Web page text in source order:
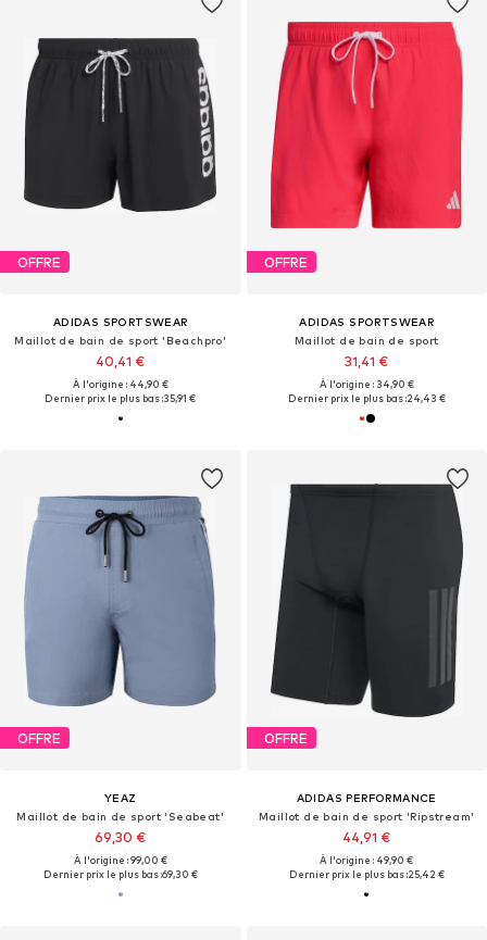
OFFRE
ADIDAS SPORTSWEAR
Maillot de bain de sport 'Beachpro'
40,41 €
À l'origine : 44,90 €
Dernier prix le plus bas :35,91 €
OFFRE
ADIDAS SPORTSWEAR
Maillot de bain de sport
31,41 €
À l'origine : 34,90 €
Dernier prix le plus bas :24,43 €
OFFRE
YEAZ
Maillot de bain de sport 'Seabeat'
69,30 €
À l'origine : 99,00 €
Dernier prix le plus bas :69,30 €
OFFRE
ADIDAS PERFORMANCE
Maillot de bain de sport 'Ripstream'
44,91 €
À l'origine : 49,90 €
Dernier prix le plus bas :25,42 €